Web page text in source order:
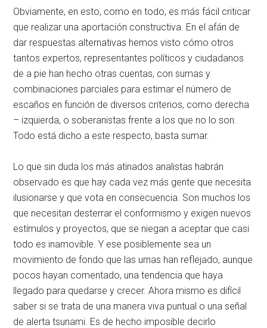
Obviamente, en esto, como en todo, es más fácil criticar
que realizar una aportación constructiva. En el afán de
dar respuestas alternativas hemos visto cómo otros
tantos expertos, representantes políticos y ciudadanos
de a pie han hecho otras cuentas, con sumas y
combinaciones parciales para estimar el número de
escaños en función de diversos criterios, como derecha
– izquierda, o soberanistas frente a los que no lo son.
Todo está dicho a este respecto, basta sumar.
Lo que sin duda los más atinados analistas habrán
observado es que hay cada vez más gente que necesita
ilusionarse y que vota en consecuencia. Son muchos los
que necesitan desterrar el conformismo y exigen nuevos
estímulos y proyectos, que se niegan a aceptar que casi
todo es inamovible. Y ese posiblemente sea un
movimiento de fondo que las urnas han reflejado, aunque
pocos hayan comentado, una tendencia que haya
llegado para quedarse y crecer. Ahora mismo es difícil
saber si se trata de una manera viva puntual o una señal
de alerta tsunami. Es de hecho imposible decirlo